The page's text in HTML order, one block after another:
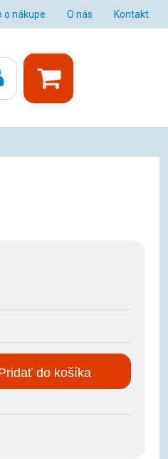
o nákupe O nás Kontakt
do košíka